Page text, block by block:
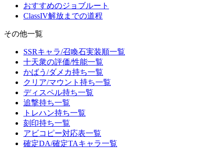
おすすめのジョブルート
ClassIV解放までの道程
その他一覧
SSRキャラ/召喚石実装順一覧
十天衆の評価/性能一覧
かばう/ダメカ持ち一覧
クリア/マウント持ち一覧
ディスペル持ち一覧
追撃持ち一覧
トレハン持ち一覧
刻印持ち一覧
アビコピー対応表一覧
確定DA/確定TAキャラ一覧